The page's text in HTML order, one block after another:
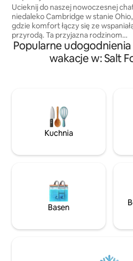
Ucieknij do naszej nowoczesnej
niedaleko Cambridge w stanie Ohio,
gdzie komfort łączy się ze
przyrodą. Ta przyjazna rodzinom
posiadłość położona jest na 6
prywatnego terenu, zaledwie kilka
od Parku Stanowego Salt Fork. To
kuchnia i przytulne przestrzenie
mieszkalne – wszystko to w
spokojnej przyrody. Niezależnie od
czy wolisz piesze wędrówki, pływanie
gwiazdami, znajdziesz tu idealne
Popularne
wakacje w: Salt
Kuchnia
Basen